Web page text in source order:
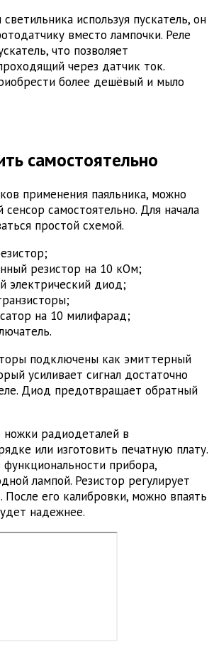
используя пускатель, он
вместо лампочки. Реле
что позволяет
через датчик ток.
более дешёвый и мыло
самостоятельно
применения паяльника, можно
самостоятельно. Для начала
простой схемой.
резистор на 10 кОм;
электрический диод;
на 10 милифарад;
подключены как эмиттерный
усиливает сигнал достаточно
Диод предотвращает обратный
радиодеталей в
или изготовить печатную плату.
прибора,
лампой. Резистор регулирует
После его калибровки, можно впаять
надежнее.